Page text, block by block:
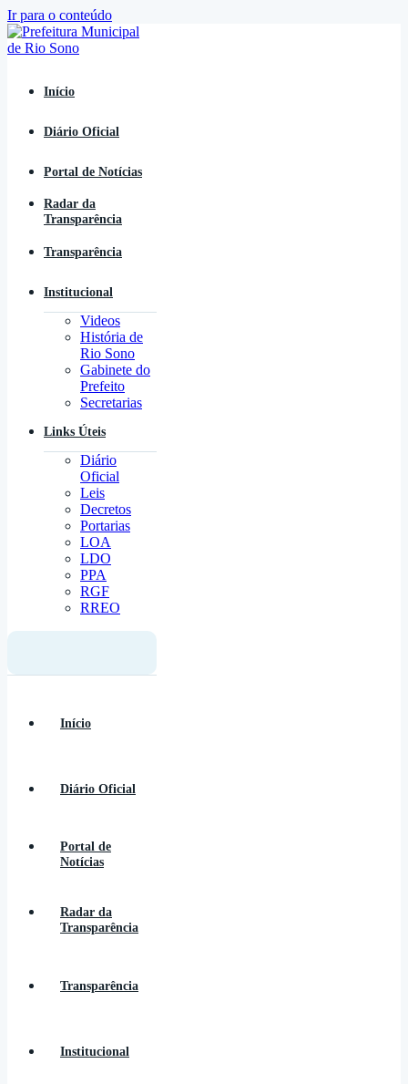
Ir para o conteúdo
Início
Diário Oficial
Portal de Notícias
Radar da
Transparência
Transparência
Institucional
Videos
História de
Rio Sono
Gabinete do
Prefeito
Secretarias
Links Úteis
Diário
Oficial
Leis
Decretos
Portarias
LOA
LDO
PPA
RGF
RREO
Início
Diário Oficial
Portal de
Notícias
Radar da
Transparência
Transparência
Institucional